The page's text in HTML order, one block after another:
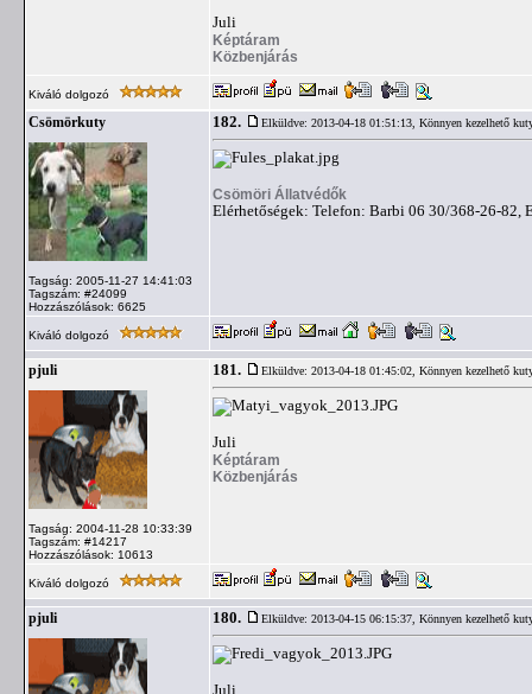
Juli
Képtáram
Közbenjárás
Kiváló dolgozó
Csömörkuty
Tagság: 2005-11-27 14:41:03
Tagszám: #24099
Hozzászólások: 6625
182. Elküldve: 2013-04-18 01:51:13, Könnyen kezelhető
Csömöri Állatvédők
Elérhetőségek: Telefon: Barbi 06 30/368-26-82,
Kiváló dolgozó
pjuli
Tagság: 2004-11-28 10:33:39
Tagszám: #14217
Hozzászólások: 10613
181. Elküldve: 2013-04-18 01:45:02, Könnyen kezelhető
Juli
Képtáram
Közbenjárás
Kiváló dolgozó
pjuli 180. Elküldve: 2013-04-15 06:15:37, Könnyen kezelhető
Juli